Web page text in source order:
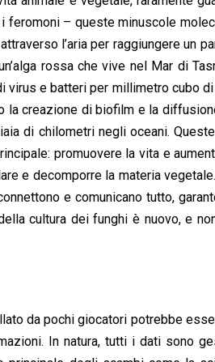
i feromoni – queste minuscole
l’aria per raggiungere un
rossa che vive nel Mar di
e batteri per millimetro cubo
creazione di biofilm e la
di chilometri negli oceani.
promuovere la vita e
e decomporre la materia
e comunicano tutto,
cultura dei funghi è nuovo, e
da pochi giocatori potrebbe
In natura, tutti i dati sono